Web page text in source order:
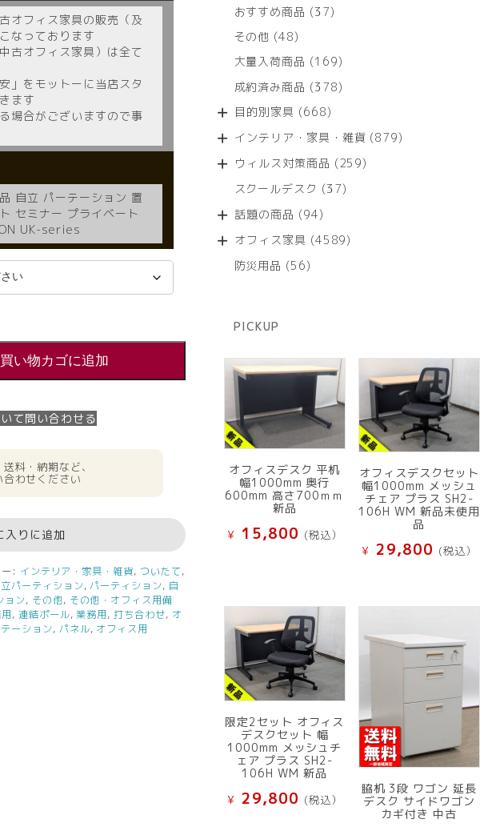
オフィス家具の販売（及
なっております
古オフィス家具）は全て
」をモットーに当店スタ
ます
場合がございますので事
自立 パーテーション 置
セミナー プライベート
UK-series
い物カゴに追加
て問い合わせる
料・納期など、
わせください
入りに追加
: インテリア・家具・雑貨, ついたて,
パーティション,パーティション, 自
ョン, その他, その他・オフィス用備
, 連結ポール, 業務用, 打ち合わせ, オ
ーション, パネル, オフィス用
商
の
商
おすすめ商品 3737
商
その他 4848
の
商
大量入荷商品 169169
の
成約済み商品 378378
商
目的別家具 668668
の
商
インテリア・家具・雑貨 879879
ウィルス対策商品 259259
スクールデスク 3737
商
話題の商品 9494
の
オフィス家具 45894589
防災用品 5656
PICKUP
オフィスデスク 平机
幅1000mm 奥行
600mm 高さ700ｍｍ
新品
¥ 15,800 (税込）
オフィスデスクセット
幅1000mm メッシュ
チェア プラス SH2-
106H WM 新品未使用
品
¥ 29,800 (税込）
限定2セット オフィス
デスクセット 幅
1000mm メッシュチ
ェア プラス SH2-
106H WM 新品
¥ 29,800 (税込）
脇机 3段 ワゴン 延長
デスク サイドワゴン
カギ付き 中古